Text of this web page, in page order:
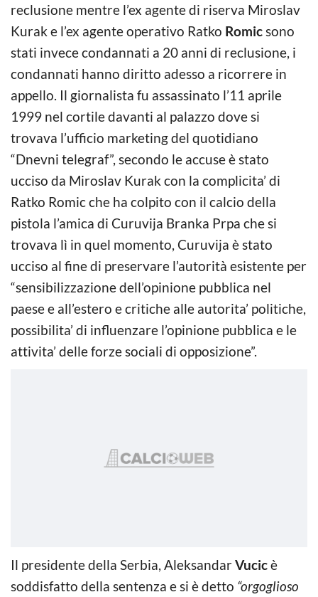
reclusione mentre l’ex agente di riserva Miroslav
Kurak e l’ex agente operativo Ratko Romicsono
stati invece condannati a 20 anni di reclusione, i
condannati hanno diritto adesso a ricorrere in
appello. Il giornalista fu assassinato l’11 aprile
1999 nel cortile davanti al palazzo dove si
trovava l’ufficio marketing del quotidiano
“Dnevni telegraf”, secondo le accuse è stato
ucciso da Miroslav Kurak con la complicita’ di
Ratko Romic che ha colpito con il calcio della
pistola l’amica di Curuvija Branka Prpa che si
trovava lì in quel momento, Curuvija è stato
ucciso al fine di preservare l’autorità esistente per
“sensibilizzazione dell’opinione pubblica nel
paese e all’estero e critiche alle autorita’ politiche,
possibilita’ di influenzare l’opinione pubblica e le
attivita’ delle forze sociali di opposizione”.
Il presidente della Serbia, AleksandarVucicè
soddisfatto della sentenza e si è detto “orgoglioso